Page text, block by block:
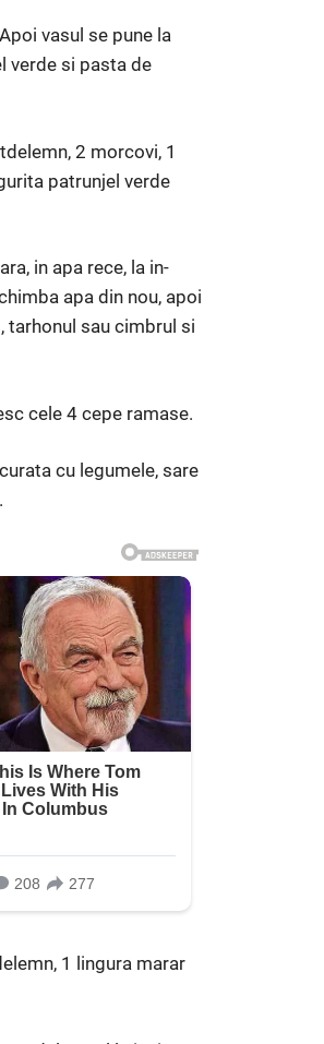
vasul se pune la
verde si pasta de
2 mor­covi, 1
patrunjel verde
in apa rece, la in­
apa din nou, apoi
tarhonul sau cimbrul si
cele 4 cepe ramase.
cu legumele, sare
1 lingura marar